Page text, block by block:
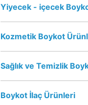
Yiyecek - içecek
Kozmetik Boykot
Sağlık ve Temizlik
Boykot İlaç Ürünleri